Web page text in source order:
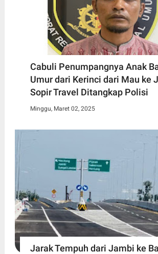
Cabuli Penumpangnya Anak
Umur dari Kerinci dari Mau ke
Sopir Travel Ditangkap Polisi
Minggu, Maret 02, 2025
Jarak Tempuh dari Jambi ke